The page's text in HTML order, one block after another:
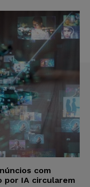
com
por IA circularem